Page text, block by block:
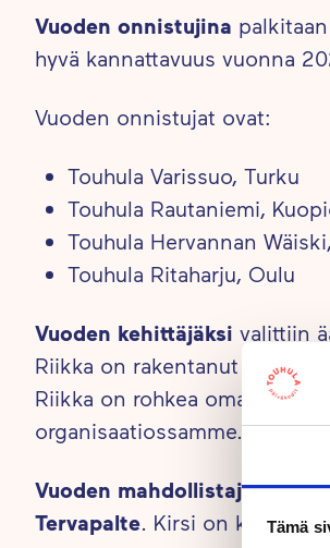
Tämä
Vuoden onnistujina
hyvä kannattavuus vuonna
Vuoden onnistujat ovat:
Touhula Varissuo, Turku
Touhula Rautaniemi,
Touhula Hervannan
Touhula Ritaharju, Oulu
Vuoden kehittäjäksi valittiin
Riikka on rakentanut
Riikka on rohkea oman osa-
organisaatiossamme.
Vuoden mahdollistajaksi
Tervapalte. Kirsi on